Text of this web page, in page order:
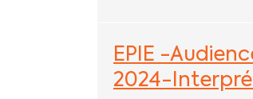
EPIE -
2024-